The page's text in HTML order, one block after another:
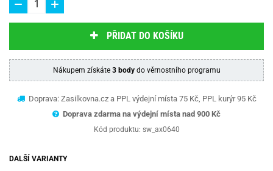
PŘIDAT DO KOŠÍKU
Nákupem získáte 3 bodydo věrnostního programu
Doprava: Zasilkovna.cz a PPL výdejní místa 75 Kč, PPL kurýr 95 Kč
Doprava zdarma na výdejní místa nad 900 Kč
Kód produktu: sw_ax0640
DALŠÍ VARIANTY